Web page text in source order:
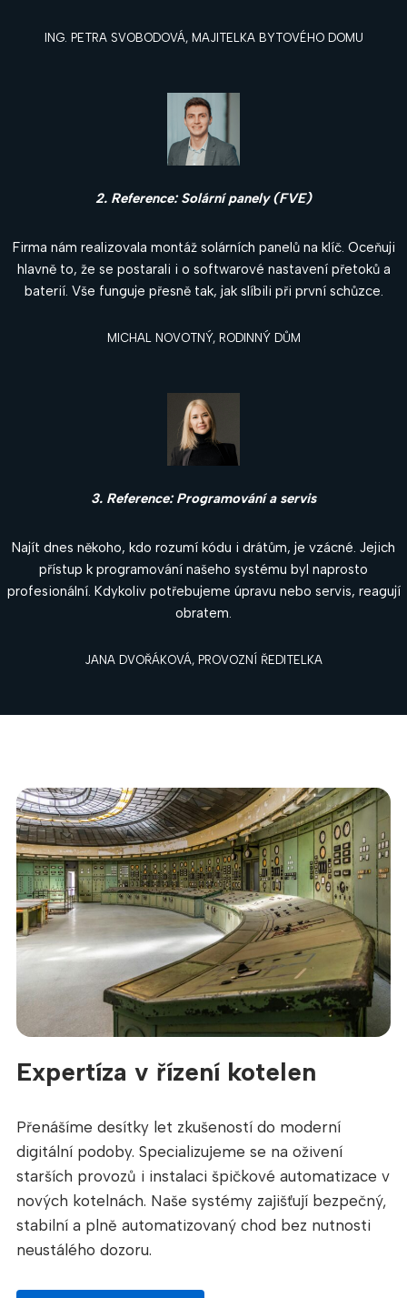
ING. PETRA SVOBODOVÁ, MAJITELKA BYTOVÉHO DOMU
2. Reference: Solární panely (FVE)
Firma nám realizovala montáž solárních panelů na klíč. Oceňuji
hlavně to, že se postarali i o softwarové nastavení přetoků a
baterií. Vše funguje přesně tak, jak slíbili při první schůzce.
MICHAL NOVOTNÝ, RODINNÝ DŮM
3. Reference: Programování a servis
Najít dnes někoho, kdo rozumí kódu i drátům, je vzácné. Jejich
přístup k programování našeho systému byl naprosto
profesionální. Kdykoliv potřebujeme úpravu nebo servis, reagují
obratem.
JANA DVOŘÁKOVÁ, PROVOZNÍ ŘEDITELKA
Expertíza v řízení kotelen
Přenášíme desítky let zkušeností do moderní
digitální podoby. Specializujeme se na oživení
starších provozů i instalaci špičkové automatizace v
nových kotelnách. Naše systémy zajišťují bezpečný,
stabilní a plně automatizovaný chod bez nutnosti
neustálého dozoru.